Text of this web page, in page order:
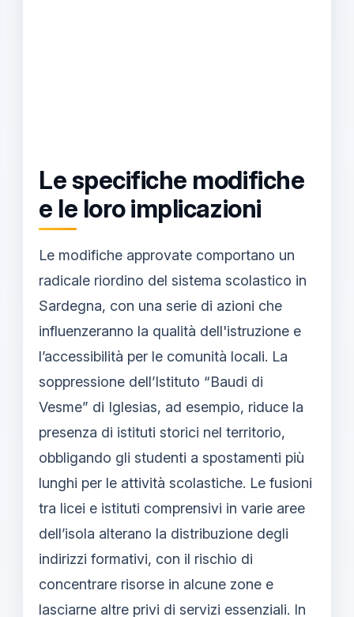
Le specifiche modifiche
e le loro implicazioni
Le modifiche approvate comportano un
radicale riordino del sistema scolastico in
Sardegna, con una serie di azioni che
influenzeranno la qualità dell'istruzione e
l’accessibilità per le comunità locali. La
soppressione dell’Istituto “Baudi di
Vesme” di Iglesias, ad esempio, riduce la
presenza di istituti storici nel territorio,
obbligando gli studenti a spostamenti più
lunghi per le attività scolastiche. Le fusioni
tra licei e istituti comprensivi in varie aree
dell’isola alterano la distribuzione degli
indirizzi formativi, con il rischio di
concentrare risorse in alcune zone e
lasciarne altre privi di servizi essenziali. In